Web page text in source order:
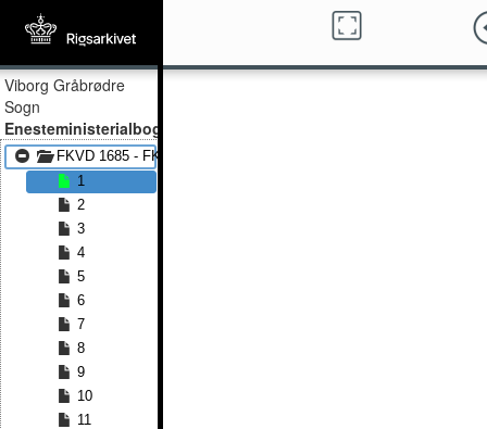
Viborg Gråbrødre
Sogn
Enesteministerialbog
FKVD 1685 - FKVD 1757
1
2
3
4
5
6
7
8
9
10
11